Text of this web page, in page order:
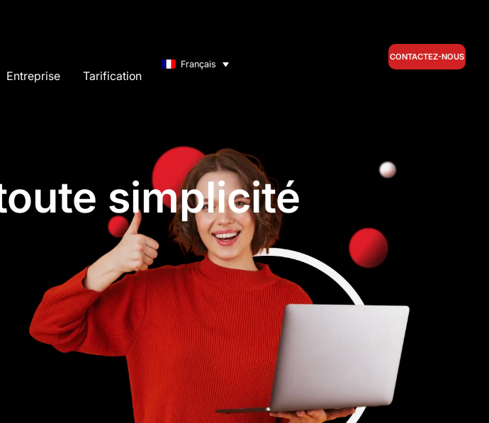
Entreprise Tarification
Français
CONTACTEZ-NOUS
simplicité